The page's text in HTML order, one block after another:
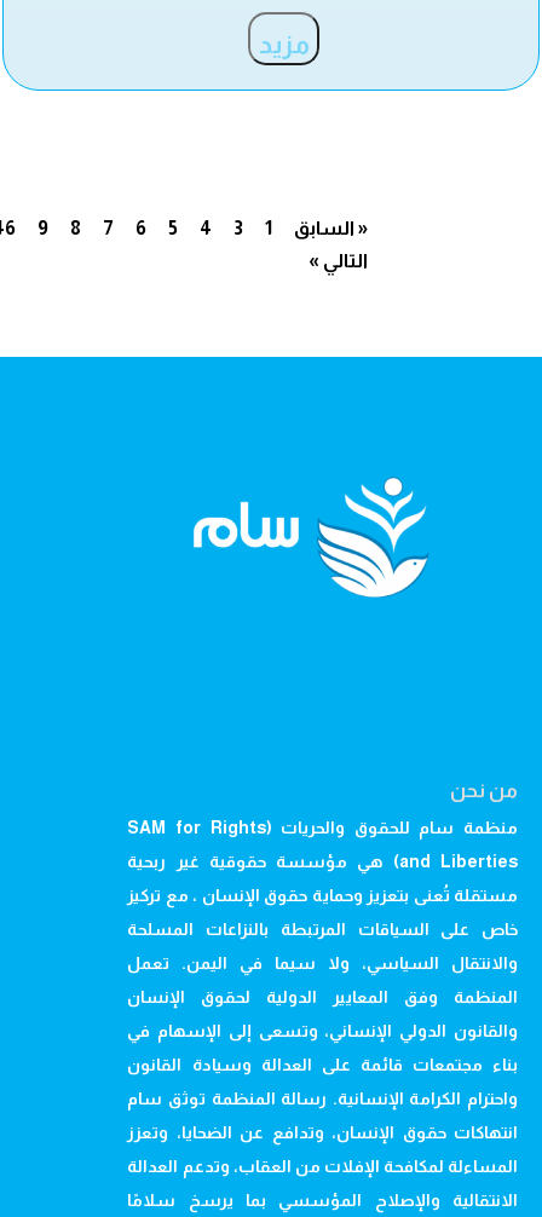
مزيد
« السابق 1
3
4
5
6
7
8
9
التالي »
من نحن
منظمة سام للحقوق والحريات (SAM for Rights
and Liberties) هي مؤسسة حقوقية غير ربحية
مستقلة تُعنى بتعزيز وحماية حقوق الإنسان ، مع تركيز
خاص على السياقات المرتبطة بالنزاعات المسلحة
والانتقال السياسي، ولا سيما في اليمن. تعمل
المنظمة وفق المعايير الدولية لحقوق الإنسان
والقانون الدولي الإنساني، وتسعى إلى الإسهام في
بناء مجتمعات قائمة على العدالة وسيادة القانون
واحترام الكرامة الإنسانية. رسالة المنظمة توثق سام
انتهاكات حقوق الإنسان، وتدافع عن الضحايا، وتعزز
المساءلة لمكافحة الإفلات من العقاب، وتدعم العدالة
الانتقالية والإصلاح المؤسسي بما يرسخ سلامًا